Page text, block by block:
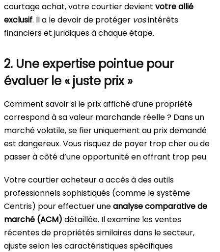
courtage achat, votre courtier devient votre allié
exclusif. Il a le devoir de protéger vosintérêts
financiers et juridiques à chaque étape.
2. Une expertise pointue pour
évaluer le « juste prix »
Comment savoir si le prix affiché d’une propriété
correspond à sa valeur marchande réelle ? Dans un
marché volatile, se fier uniquement au prix demandé
est dangereux. Vous risquez de payer trop cher ou de
passer à côté d’une opportunité en offrant trop peu.
Votre courtier acheteur a accès à des outils
professionnels sophistiqués (comme le système
Centris) pour effectuer uneanalyse comparative de
marché (ACM) détaillée. Il examine les ventes
récentes de propriétés similaires dans le secteur,
ajuste selon les caractéristiques spécifiques